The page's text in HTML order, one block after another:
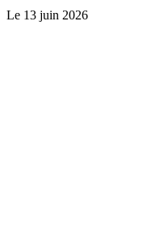
Le 13 juin 2026